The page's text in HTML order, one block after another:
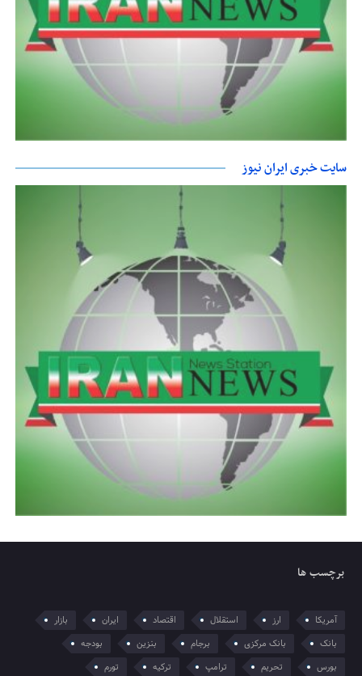
سایت خبری ایران نیوز
برچسب ها
آمریکا ارز استقلال اقتصاد ایران
بازار
بانک
بانک مرکزی برجام بنزین
بودجه
بورس
تحریم ترامپ ترکیه تورم